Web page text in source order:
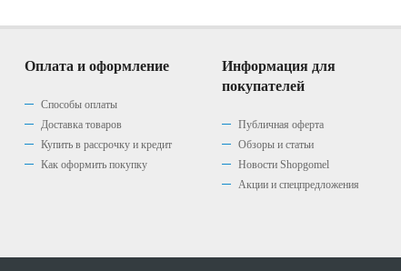
Оплата и оформление
Способы оплаты
Доставка товаров
Купить в рассрочку и кредит
Как оформить покупку
Информация для
покупателей
Публичная оферта
Обзоры и статьи
Новости Shopgomel
Акции и спецпредложения